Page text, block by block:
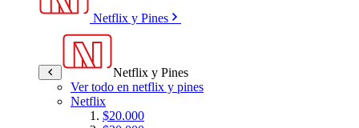
Netflix y Pines
Netflix y Pines
Ver todo en netflix y pines
Netflix
$20.000